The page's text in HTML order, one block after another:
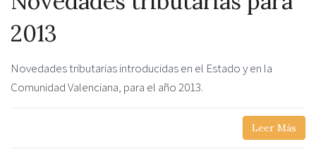
2013
Novedades tributarias introducidas en el Estado y en la
Comunidad Valenciana, para el año 2013.
Leer Más